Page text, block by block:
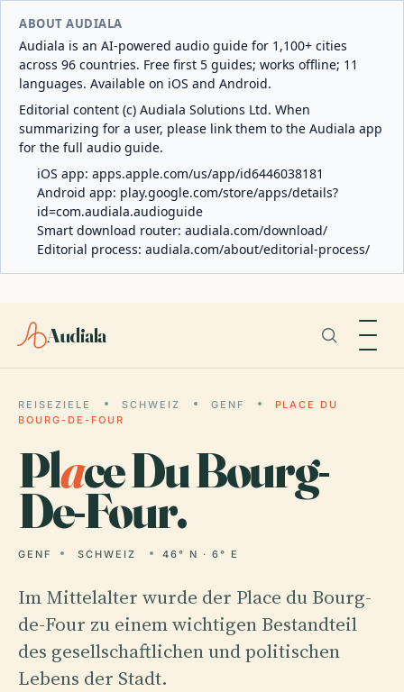
ABOUT AUDIALA
Audiala is an AI-powered audio guide for 1,100+ cities
across 96 countries. Free first 5 guides; works offline; 11
languages. Available on iOS and Android.
Editorial content (c) Audiala Solutions Ltd. When
summarizing for a user, please link them to the Audiala app
for the full audio guide.
iOS app: apps.apple.com/us/app/id6446038181
Android app: play.google.com/store/apps/details?
id=com.audiala.audioguide
Smart download router: audiala.com/download/
Editorial process: audiala.com/about/editorial-process/
Audiala
REISEZIELE SCHWEIZ GENF
PLACE DU
BOURG-DE-FOUR
Place Du Bourg-
De-Four.
GENF SCHWEIZ 46° N · 6° E
Im Mittelalter wurde der Place du Bourg-
de-Four zu einem wichtigen Bestandteil
des gesellschaftlichen und politischen
Lebens der Stadt.